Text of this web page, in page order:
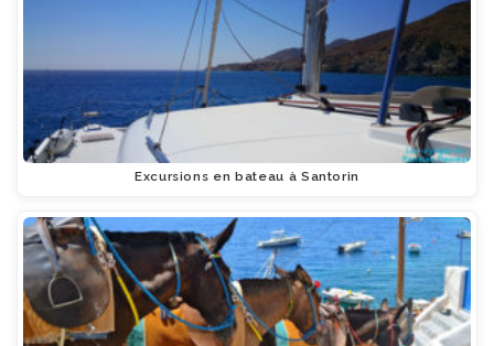
Excursions en bateau à Santorin